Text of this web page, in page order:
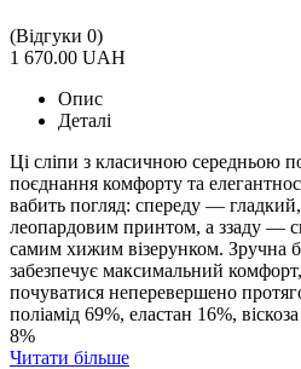
(Відгуки 0)
1 670.00 UAH
Опис
Деталі
Ці сліпи з класичною середньою
поєднання комфорту та
вабить погляд: спереду —
леопардовим принтом, а ззаду —
самим хижим візерунком. Зручна
забезпечує максимальний
почуватися неперевершено
поліамід 69%, еластан 16%,
8%
Читати більше